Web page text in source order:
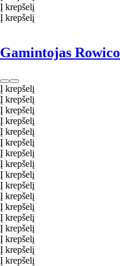
Į krepšelį
Į krepšelį
Gamintojas Rowico
Į krepšelį
Į krepšelį
Į krepšelį
Į krepšelį
Į krepšelį
Į krepšelį
Į krepšelį
Į krepšelį
Į krepšelį
Į krepšelį
Į krepšelį
Į krepšelį
Į krepšelį
Į krepšelį
Į krepšelį
Į krepšelį
Į krepšelį